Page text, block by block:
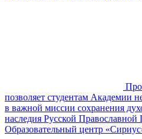
позволяет студентам Академии
в важной миссии сохранения
наследия Русской Православной
Образовательный центр